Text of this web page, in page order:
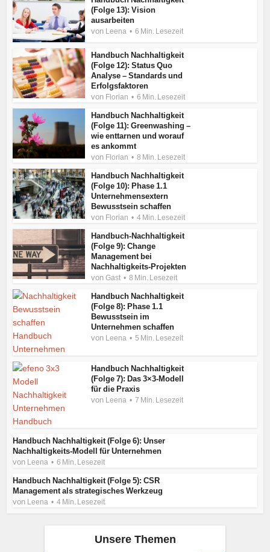
(Folge 13): Vision
ausarbeiten
von Leena 6 Min. Lesezeit
Handbuch Nachhaltigkeit
(Folge 12): Status Quo
Analyse – Standards und
Erfolgsfaktoren
von Florian 6 Min. Lesezeit
Handbuch Nachhaltigkeit
(Folge 11): Greenwashing –
wie enttarnen und worauf
es ankommt
von Florian 8 Min. Lesezeit
Handbuch Nachhaltigkeit
(Folge 10): Phase 1.1
Unternehmensextern
Bewusstsein schaffen
von Florian 4 Min. Lesezeit
Handbuch-Nachhaltigkeit
(Folge 9): Change
Management bei
Nachhaltigkeits-Projekten
vonGast 8 Min. Lesezeit
Handbuch Nachhaltigkeit
(Folge 8): Phase 1.1
Bewusstsein im
Unternehmen schaffen
von Leena 5 Min. Lesezeit
Handbuch Nachhaltigkeit
(Folge 7): Das 3×3-Modell
für die Praxis
von Leena 7 Min. Lesezeit
Handbuch Nachhaltigkeit (Folge 6): Unser
Nachhaltigkeits-Modell für Unternehmen
von Leena 6 Min. Lesezeit
Handbuch Nachhaltigkeit (Folge 5): CSR
Management als strategisches Werkzeug
von Leena 4 Min. Lesezeit
Unsere Themen